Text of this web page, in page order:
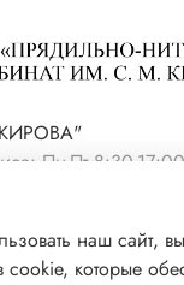
Пн-Пт 8:30-17:00
наш сайт,
cookie, которые